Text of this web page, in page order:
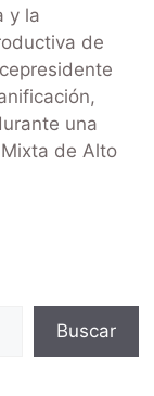
y la
de
una
de Alto
Buscar